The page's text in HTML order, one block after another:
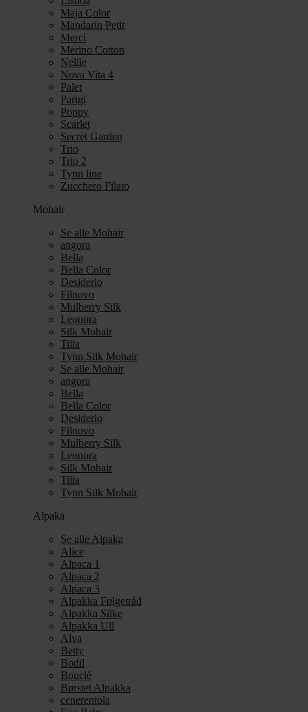
Maja Color
Mandarin Petit
Merci
Merino Cotton
Nellie
Nova Vita 4
Palet
Parigi
Poppy
Scarlet
Secret Garden
Trio
Trio 2
Tynn line
Zucchero Filato
Mohair
Se alle Mohair
angora
Bella
Bella Color
Desiderio
Filnovo
Mulberry Silk
Leonora
Silk Mohair
Tilia
Tynn Silk Mohair
Se alle Mohair
angora
Bella
Bella Color
Desiderio
Filnovo
Mulberry Silk
Leonora
Silk Mohair
Tilia
Tynn Silk Mohair
Alpaka
Se alle Alpaka
Alice
Alpaca 1
Alpaca 2
Alpaca 3
Alpakka Følgetråd
Alpakka Silke
Alpakka Ull
Alva
Betty
Bodil
Bouclé
Børstet Alpakka
cenerentola